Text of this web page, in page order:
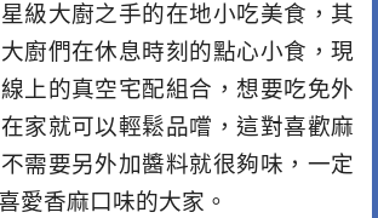
級大廚之手的在地小吃美食，其
廚們在休息時刻的點心小食，現
上的真空宅配組合，想要吃免外
家就可以輕鬆品嚐，這對喜歡麻
需要另外加醬料就很夠味，一定
愛香麻口味的大家。